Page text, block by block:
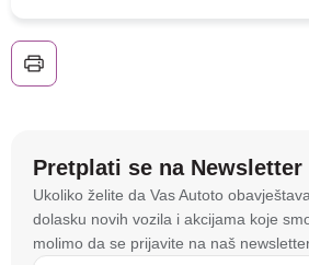
Pretplati se na Newsletter
Ukoliko želite da Vas Autoto
dolasku novih vozila i akcijama koje
molimo da se prijavite na naš
Na stranici
tehnologije kako bismo spremali i
informacijama na vašem uređaju.